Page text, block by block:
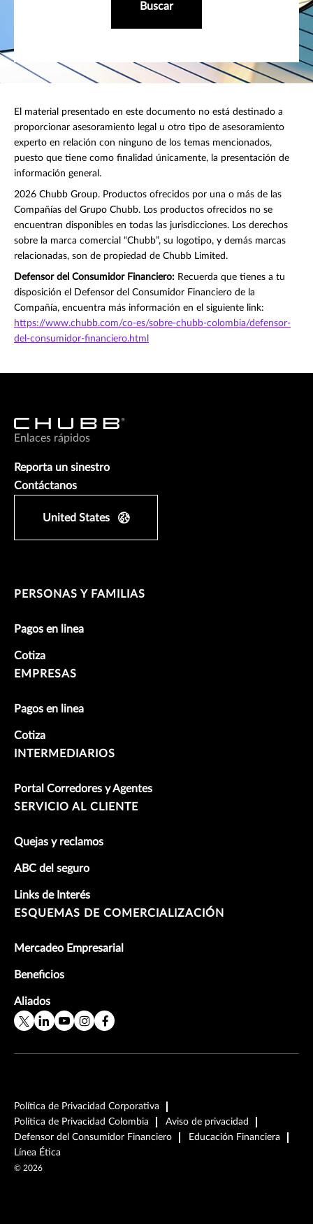
Buscar
El material presentado en este documento no está destinado a
proporcionar asesoramiento legal u otro tipo de asesoramiento
experto en relación con ninguno de los temas mencionados,
puesto que tiene como finalidad únicamente, la presentación de
información general.
2026 Chubb Group. Productos ofrecidos por una o más de las
Compañías del Grupo Chubb. Los productos ofrecidos no se
encuentran disponibles en todas las jurisdicciones. Los derechos
sobre la marca comercial “Chubb”, su logotipo, y demás marcas
relacionadas, son de propiedad de Chubb Limited.
Defensor del Consumidor Financiero: Recuerda que tienes a tu
disposición el Defensor del Consumidor Financiero de la
Compañía, encuentra más información en el siguiente link:
https://www.chubb.com/co-es/sobre-chubb-colombia/defensor-
del-consumidor-financiero.html
Enlaces rápidos
Reporta un sinestro
Contáctanos
United States
PERSONAS Y FAMILIAS
Pagos en linea
Cotiza
EMPRESAS
Pagos en linea
Cotiza
INTERMEDIARIOS
Portal Corredores y Agentes
SERVICIO AL CLIENTE
Quejas y reclamos
ABC del seguro
Links de Interés
ESQUEMAS DE COMERCIALIZACIÓN
Mercadeo Empresarial
Beneficios
Aliados
Política de Privacidad Corporativa
Política de Privacidad Colombia
Aviso de privacidad
Defensor del Consumidor Financiero
Educación Financiera
Línea Ética
© 2026